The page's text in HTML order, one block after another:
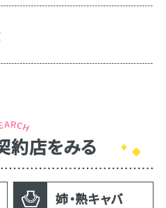
約店をみる
姉・熟キャバ